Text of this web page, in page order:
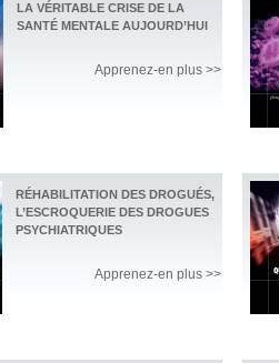
LA VÉRITABLE CRISE DE LA
SANTÉ MENTALE AUJOURD’HUI
Apprenez-en plus >>
RÉHABILITATION DES DROGUÉS,
L’ESCROQUERIE DES DROGUES
PSYCHIATRIQUES
Apprenez-en plus >>